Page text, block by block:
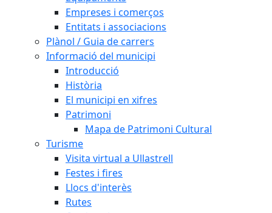
Empreses i comerços
Entitats i associacions
Plànol / Guia de carrers
Informació del municipi
Introducció
Història
El municipi en xifres
Patrimoni
Mapa de Patrimoni Cultural
Turisme
Visita virtual a Ullastrell
Festes i fires
Llocs d'interès
Rutes